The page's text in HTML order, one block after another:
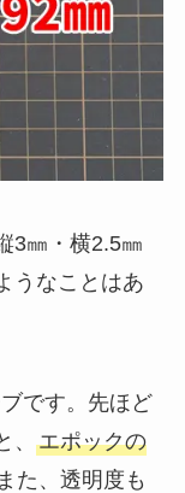
3㎜・横2.5㎜
うなことはあ
です。先ほど
エポックの
た、透明度も